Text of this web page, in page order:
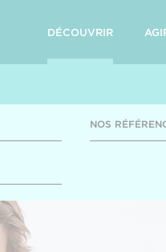
DÉCOUVRIR
NOS